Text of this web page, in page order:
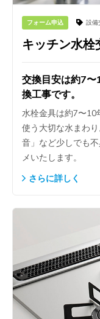
フォーム申込 設備
キッチン水栓
交換目安は約7
換工事です。
水栓金具は約7〜10
使う大切な水まわ
音」など少しでも
メいたします。
さらに詳しく